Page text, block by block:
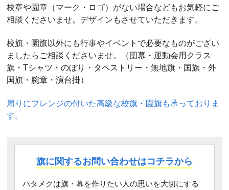
校章や園章（マーク・ロゴ）がない場合などもお気軽にご
相談くださいませ。デザインもさせていただきます。
校旗・園旗以外にも行事やイベントで必要なものがござい
ましたらご相談くださいませ。（団幕・運動会用クラス
旗・Tシャツ・のぼり・タペストリー・無地旗・国旗・外
国旗・腕章・演台掛）
周りにフレンジの付いた高級な校旗・園旗も承っておりま
す。
ハタメクは旗・幕を作りたい人の思いを大切にする